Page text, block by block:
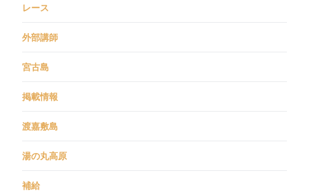
レース
外部講師
宮古島
掲載情報
渡嘉敷島
湯の丸高原
補給